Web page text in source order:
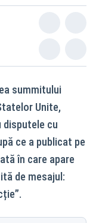
summitului
Unite,
disputele cu
ce a publicat pe
în care apare
de mesajul: